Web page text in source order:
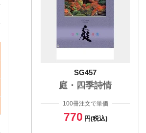
SG457
庭・四季詩情
100冊注文で単価
770 円(税込)